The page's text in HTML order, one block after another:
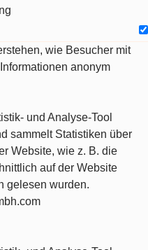
wie Besucher mit
anonym
und Analyse-Tool
sammelt Statistiken über
Website, wie z. B. die
auf der Website
gelesen wurden.